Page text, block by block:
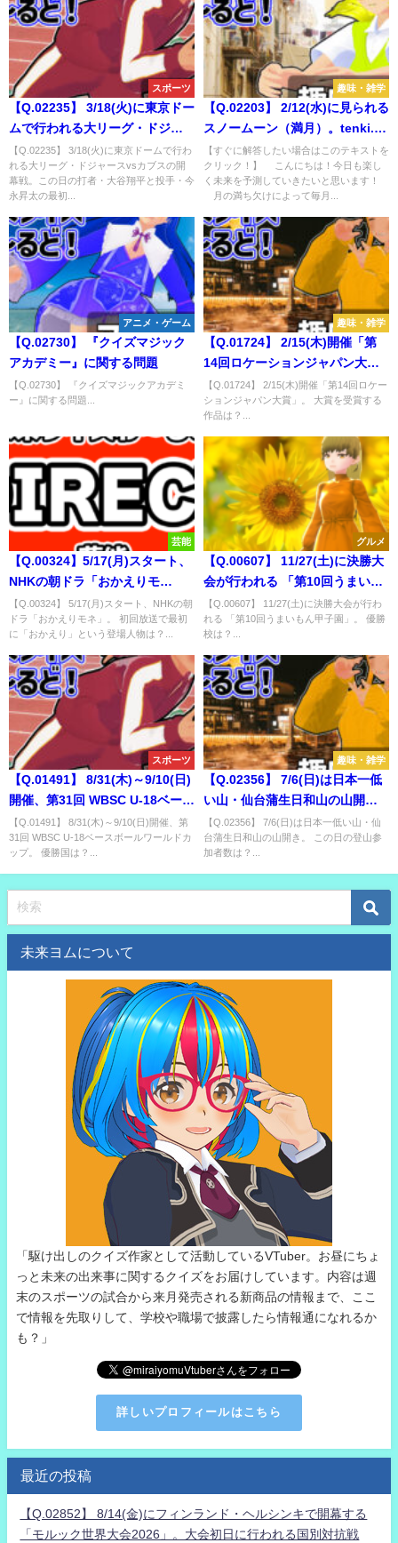
スポーツ
【Q.02235】 3/18(火)に東京ドー
ムで行われる大リーグ・ドジャ
ースvsカブスの開幕戦。この日
の打者・大谷翔平と投手・今永
昇太の最初の対戦結果は？
【Q.02235】 3/18(火)に東京ドームで行わ
れる大リーグ・ドジャースvsカブスの開
幕戦。この日の打者・大谷翔平と投手・今
永昇太の最初...
趣味・雑学
【Q.02203】 2/12(水)に見られる
スノームーン（満月）。tenki.jp
でこの日晴れマークがつく観測
地点は？
【すぐに解答したい場合はこのテキストを
クリック！】 こんにちは！今日も楽し
く未来を予測していきたいと思います！
月の満ち欠けによって毎月...
アニメ・ゲーム
【Q.02730】 『クイズマジック
アカデミー』に関する問題
【Q.02730】 『クイズマジックアカデミ
ー』に関する問題...
趣味・雑学
【Q.01724】 2/15(木)開催「第
14回ロケーションジャパン大
賞」。 大賞を受賞する作品は？
【Q.01724】 2/15(木)開催「第14回ロケー
ションジャパン大賞」。 大賞を受賞する
作品は？...
芸能
【Q.00324】5/17(月)スタート、
NHKの朝ドラ「おかえりモ
ネ」。初回放送で最初に「おか
えり」という登場人物は？
【Q.00324】 5/17(月)スタート、NHKの朝
ドラ「おかえりモネ」。 初回放送で最初
に「おかえり」という登場人物は？...
グルメ
【Q.00607】 11/27(土)に決勝大
会が行われる 「第10回うまいも
ん甲子園」。 優勝校は？
【Q.00607】 11/27(土)に決勝大会が行わ
れる 「第10回うまいもん甲子園」。 優勝
校は？...
スポーツ
【Q.01491】 8/31(木)～9/10(日)
開催、第31回 WBSC U-18ベース
ボールワールドカップ。 優勝国
は？
【Q.01491】 8/31(木)～9/10(日)開催、第
31回 WBSC U-18ベースボールワールドカ
ップ。 優勝国は？...
趣味・雑学
【Q.02356】 7/6(日)は日本一低
い山・仙台蒲生日和山の山開
き。 この日の登山参加者数は？
【Q.02356】 7/6(日)は日本一低い山・仙
台蒲生日和山の山開き。 この日の登山参
加者数は？...
未来ヨムについて
「駆け出しのクイズ作家として活動しているVTuber。お昼にちょ
っと未来の出来事に関するクイズをお届けしています。内容は週
末のスポーツの試合から来月発売される新商品の情報まで、ここ
で情報を先取りして、学校や職場で披露したら情報通になれるか
も？」
詳しいプロフィールはこちら
最近の投稿
【Q.02852】 8/14(金)にフィンランド・ヘルシンキで開幕する
「モルック世界大会2026」。大会初日に行われる国別対抗戦